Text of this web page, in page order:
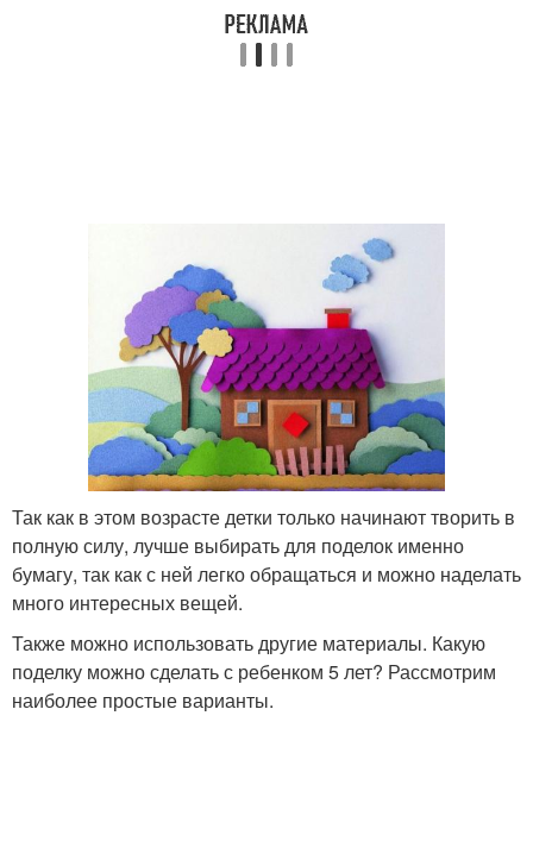
Так как в этом возрасте детки только начинают творить в
полную силу, лучше выбирать для поделок именно
бумагу, так как с ней легко обращаться и можно наделать
много интересных вещей.
Также можно использовать другие материалы. Какую
поделку можно сделать с ребенком 5 лет? Рассмотрим
наиболее простые варианты.